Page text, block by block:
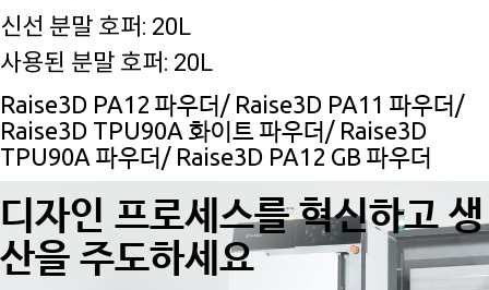
신선 분말 호퍼: 20L
사용된 분말 호퍼: 20L
Raise3D PA12 파우더/ Raise3D PA11 파우더/
Raise3D TPU90A 화이트 파우더/ Raise3D
TPU90A 파우더/ Raise3D PA12 GB 파우더
디자인 프로세스를 혁신하고 생
산을 주도하세요